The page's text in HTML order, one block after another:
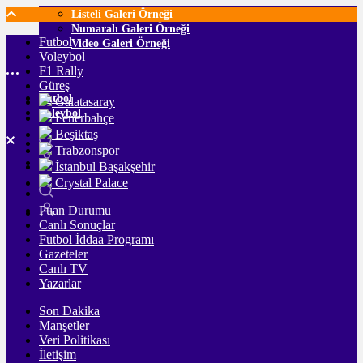
Listeli Galeri Örneği
Numaralı Galeri Örneği
Video Galeri Örneği
Futbol
Voleybol
Futbol
Voleybol
F1 Rally
Güreş
Galatasaray
Fenerbahçe
Beşiktaş
Trabzonspor
İstanbul Başakşehir
Crystal Palace
Puan Durumu
Canlı Sonuçlar
Futbol İddaa Programı
Gazeteler
Canlı TV
Yazarlar
Son Dakika
Manşetler
Veri Politikası
İletişim